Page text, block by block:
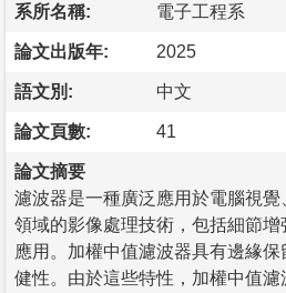
系所名稱: 電子工程系
論文出版年: 2025
語文別: 中文
論文頁數: 41
論文摘要
濾波器是一種廣泛應用於電腦視
領域的影像處理技術，包括細節
應用。加權中值濾波器具有邊緣
健性。由於這些特性，加權中值